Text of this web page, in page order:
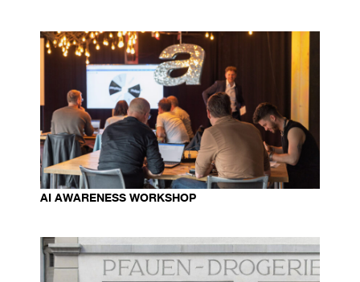
AI AWARENESS WORKSHOP